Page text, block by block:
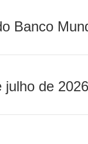
Banco
julho de 2026